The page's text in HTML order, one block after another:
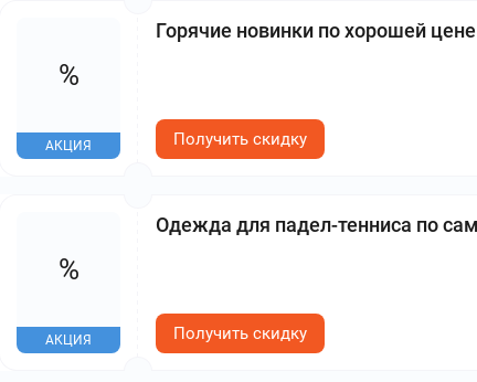
Горячие новинки по хорошей цене
%
АКЦИЯ Получить скидку
Одежда для падел-тенниса по
%
АКЦИЯ Получить скидку